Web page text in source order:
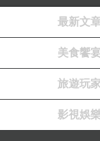
最新文
美食饗
旅遊玩家
影視娛